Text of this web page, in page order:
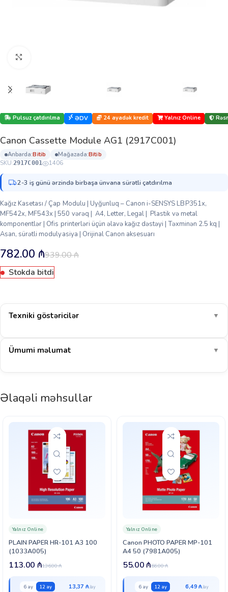
Pulsuz çatdırılma ƏDV 24 ayadək kredit Yalnız Online
Canon Cassette Module AG1 (2917C001)
anbarda: bi̇ti̇b mağazada: bi̇ti̇b
SKU:2917C001 1406
2-3 iş günü ərzində birbaşa ünvana sürətli çatdırılma
Kağız Kasetası / Çap Modulu | Uyğunluq – Canon i-SENSYS LBP351x,
MF542x, MF543x | 550 vərəq | A4, Letter, Legal | Plastik və metal
komponentlər | Ofis printerləri üçün əlavə kağız dəstəyi | Təxminən 2.5 kq |
Asan, sürətli modulyasiya | Orijinal Canon aksesuarı
939.00₼
782.00 ₼
Stokda bitdi
Texniki göstəricilər ▼
Ümumi məlumat ▼
Əlaqəli məhsullar
PLAIN PAPER HR-101 A3 100
(1033A005)
Yalnız Online
136.00₼
113.00 ₼
6 ay 12 ay 13,37 ₼
Canon PHOTO PAPER MP-101
A4 50 (7981A005)
Yalnız Online
66.00₼
55.00₼
6 ay 12 ay 6,49 ₼